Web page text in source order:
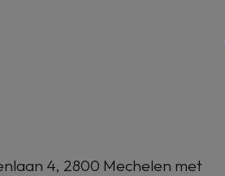
4, 2800 Mechelen met